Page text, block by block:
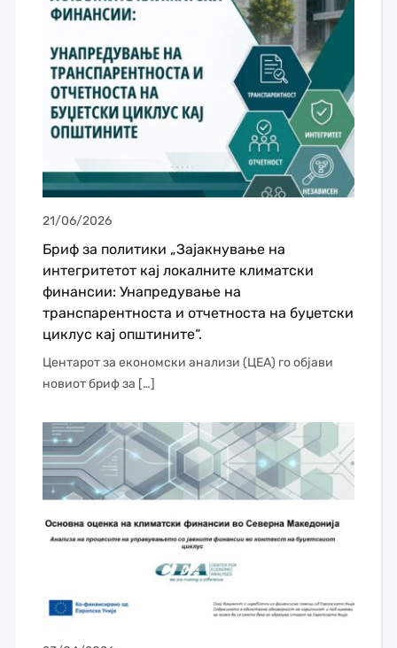
21/06/2026
Бриф за политики „Зајакнување на
интегритетот кај локалните климатски
финансии: Унапредување на
транспарентноста и отчетноста на буџетски
циклус кај општините“.
Центарот за економски анализи (ЦЕА) го објави
новиот бриф за […]